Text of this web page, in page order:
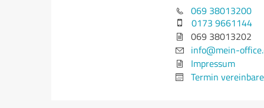
069 38013200
0173 9661144
069 38013202
info@mein-
Impressum
Termin